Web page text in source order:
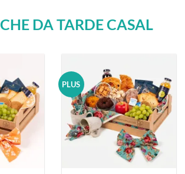
DA TARDE CASAL
PLUS